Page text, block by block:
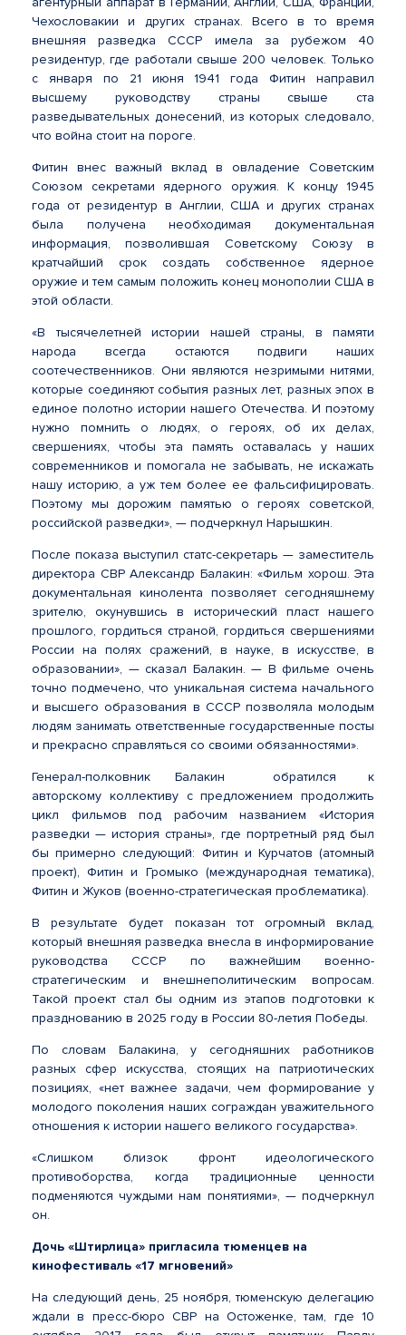
Чехословакии и других странах. Всего в то время
внешняя разведка СССР имела за рубежом 40
резидентур, где работали свыше 200 человек. Только
с января по 21 июня 1941 года Фитин направил
высшему руководству страны свыше ста
разведывательных донесений, из которых следовало,
что война стоит на пороге.
Фитин внес важный вклад в овладение Советским
Союзом секретами ядерного оружия. К концу 1945
года от резидентур в Англии, США и других странах
была получена необходимая документальная
информация, позволившая Советскому Союзу в
кратчайший срок создать собственное ядерное
оружие и тем самым положить конец монополии США в
этой области.
«В тысячелетней истории нашей страны, в памяти
народа всегда остаются подвиги наших
соотечественников. Они являются незримыми нитями,
которые соединяют события разных лет, разных эпох в
единое полотно истории нашего Отечества. И поэтому
нужно помнить о людях, о героях, об их делах,
свершениях, чтобы эта память оставалась у наших
современников и помогала не забывать, не искажать
нашу историю, а уж тем более ее фальсифицировать.
Поэтому мы дорожим памятью о героях советской,
российской разведки», — подчеркнул Нарышкин.
После показа выступил статс-секретарь — заместитель
директора СВР Александр Балакин: «Фильм хорош. Эта
документальная кинолента позволяет сегодняшнему
зрителю, окунувшись в исторический пласт нашего
прошлого, гордиться страной, гордиться свершениями
России на полях сражений, в науке, в искусстве, в
образовании», — сказал Балакин. — В фильме очень
точно подмечено, что уникальная система начального
и высшего образования в СССР позволяла молодым
людям занимать ответственные государственные посты
и прекрасно справляться со своими обязанностями».
Генерал-полковник Балакин обратился к
авторскому коллективу с предложением продолжить
цикл фильмов под рабочим названием «История
разведки — история страны», где портретный ряд был
бы примерно следующий: Фитин и Курчатов (атомный
проект), Фитин и Громыко (международная тематика),
Фитин и Жуков (военно-стратегическая проблематика).
В результате будет показан тот огромный вклад,
который внешняя разведка внесла в информирование
руководства СССР по важнейшим военно-
стратегическим и внешнеполитическим вопросам.
Такой проект стал бы одним из этапов подготовки к
празднованию в 2025 году в России 80-летия Победы.
По словам Балакина, у сегодняшних работников
разных сфер искусства, стоящих на патриотических
позициях, «нет важнее задачи, чем формирование у
молодого поколения наших сограждан уважительного
отношения к истории нашего великого государства».
«Слишком близок фронт идеологического
противоборства, когда традиционные ценности
подменяются чуждыми нам понятиями», — подчеркнул
он.
Дочь «Штирлица» пригласила тюменцев на
кинофестиваль «17 мгновений»
На следующий день, 25 ноября, тюменскую делегацию
ждали в пресс-бюро СВР на Остоженке, там, где 10